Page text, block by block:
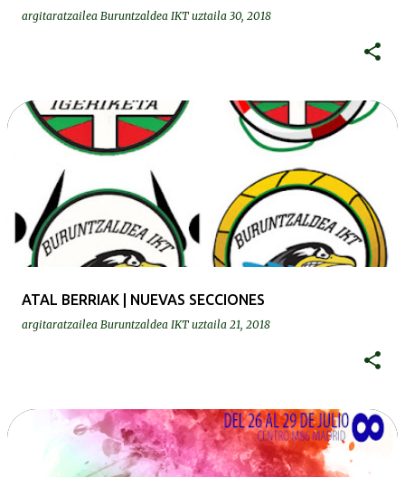
argitaratzailea Buruntzaldea IKT uztaila 30, 2018
ATAL BERRIAK | NUEVAS SECCIONES
argitaratzailea Buruntzaldea IKT uztaila 21, 2018